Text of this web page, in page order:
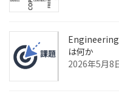
は何か
2026年5月8